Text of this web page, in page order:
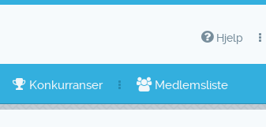
Hjelp
Konkurranser Medlemsliste